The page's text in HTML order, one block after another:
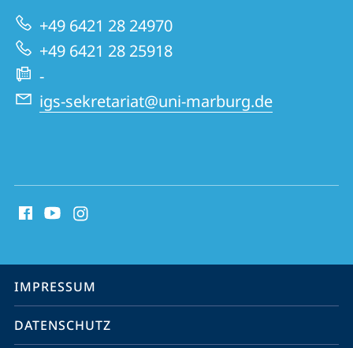
zur
Website
Sprachwissenschaft
+49 6421 28 24970
+49 6421 28 25918
-
igs-sekretariat@uni-marburg.de
Media
Service-
Navigation
IMPRESSUM
DATENSCHUTZ